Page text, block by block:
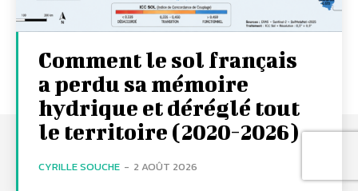
Comment le sol français
a perdu sa mémoire
hydrique et déréglé tout
le territoire (2020-2026)
CYRILLE SOUCHE - 2 AOÛT 2026